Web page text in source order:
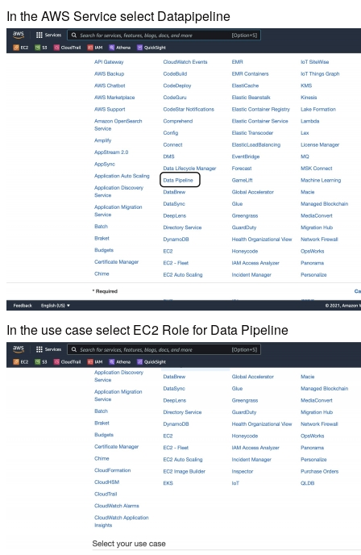
In the AWS Service select Datapipeline
In the use case select EC2 Role for Data Pipeline